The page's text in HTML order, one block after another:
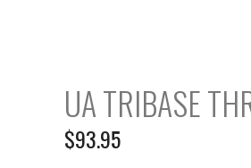
UA TRIBASE
$93.95